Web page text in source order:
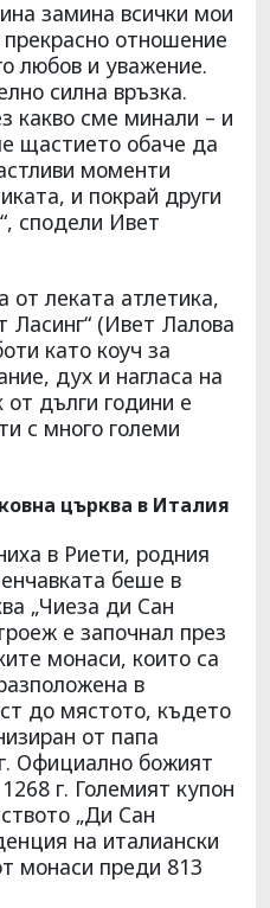
замина всички мои
отношение
любов и уважение.
силна връзка.
какво сме минали – и
щастието обаче да
моменти
и покрай други
сподели Ивет
от леката атлетика,
Ласинг“ (Ивет Лалова
като коуч за
дух и нагласа на
дълги години е
с много големи
църква в Италия
в Риети, родния
беше в
„Чиеза ди Сан
е започнал през
монаси, които са
в
до мястото, където
от папа
Официално божият
г. Големият купон
„Ди Сан
на италиански
монаси преди 813